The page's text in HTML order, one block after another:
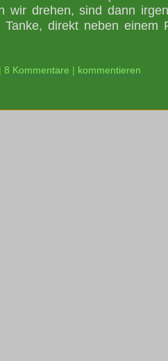
wir drehen, sind dann
direkt neben einem
8 Kommentare kommentieren